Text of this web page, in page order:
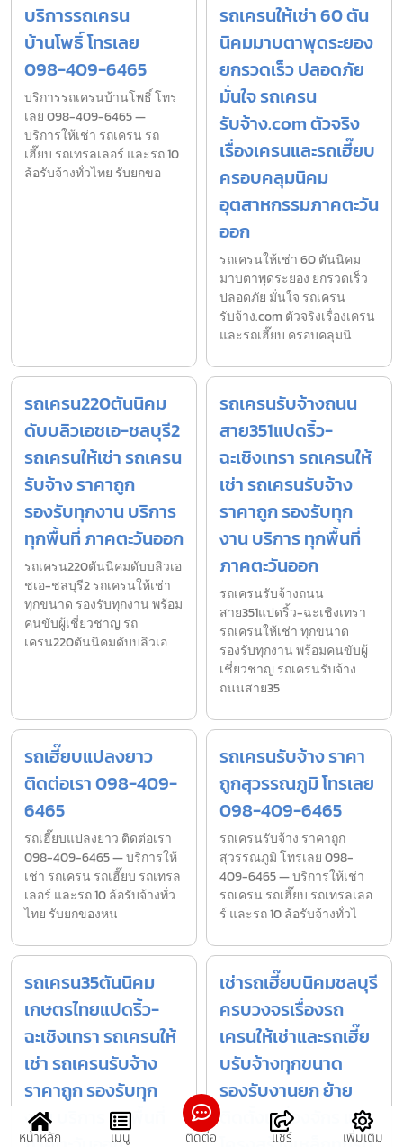
บริการรถเครน
บ้านโพธิ์ โทรเลย
098-409-6465
บริการรถเครนบ้านโพธิ์ โทร
เลย 098-409-6465 —
บริการให้เช่า รถเครน รถ
เฮี๊ยบ รถเทรลเลอร์ และรถ 10
ล้อรับจ้างทั่วไทย รับยกขอ
รถเครนให้เช่า 60 ตัน
นิคมมาบตาพุดระยอง
ยกรวดเร็ว ปลอดภัย
มั่นใจ รถเครน
รับจ้าง.com ตัวจริง
เรื่องเครนและรถเฮี๊ยบ
ครอบคลุมนิคม
อุตสาหกรรมภาคตะวัน
ออก
รถเครนให้เช่า 60 ตันนิคม
มาบตาพุดระยอง ยกรวดเร็ว
ปลอดภัย มั่นใจ รถเครน
รับจ้าง.com ตัวจริงเรื่องเครน
และรถเฮี๊ยบ ครอบคลุมนิ
รถเครน220ตันนิคม
ดับบลิวเอชเอ-ชลบุรี2
รถเครนให้เช่า รถเครน
รับจ้าง ราคาถูก
รองรับทุกงาน บริการ
ทุกพื้นที่ ภาคตะวันออก
รถเครน220ตันนิคมดับบลิวเอ
ชเอ-ชลบุรี2 รถเครนให้เช่า
ทุกขนาด รองรับทุกงาน พร้อม
คนขับผู้เชี่ยวชาญ รถ
เครน220ตันนิคมดับบลิวเอ
รถเครนรับจ้างถนน
สาย351แปดริ้ว-
ฉะเชิงเทรา รถเครนให้
เช่า รถเครนรับจ้าง
ราคาถูก รองรับทุก
งาน บริการ ทุกพื้นที่
ภาคตะวันออก
รถเครนรับจ้างถนน
สาย351แปดริ้ว-ฉะเชิงเทรา
รถเครนให้เช่า ทุกขนาด
รองรับทุกงาน พร้อมคนขับผู้
เชี่ยวชาญ รถเครนรับจ้าง
ถนนสาย35
รถเฮี๊ยบแปลงยาว
ติดต่อเรา 098-409-
6465
รถเฮี๊ยบแปลงยาว ติดต่อเรา
098-409-6465 — บริการให้
เช่า รถเครน รถเฮี๊ยบ รถเทรล
เลอร์ และรถ 10 ล้อรับจ้างทั่ว
ไทย รับยกของหน
รถเครนรับจ้าง ราคา
ถูกสุวรรณภูมิ โทรเลย
098-409-6465
รถเครนรับจ้าง ราคาถูก
สุวรรณภูมิ โทรเลย 098-
409-6465 — บริการให้เช่า
รถเครน รถเฮี๊ยบ รถเทรลเลอ
ร์ และรถ 10 ล้อรับจ้างทั่วไ
รถเครน35ตันนิคม
เกษตรไทยแปดริ้ว-
ฉะเชิงเทรา รถเครนให้
เช่า รถเครนรับจ้าง
ราคาถูก รองรับทุก
งาน บริการ ทุกพื้นที่
เช่ารถเฮี๊ยบนิคมชลบุรี
ครบวงจรเรื่องรถ
เครนให้เช่าและรถเฮี๊ย
บรับจ้างทุกขนาด
รองรับงานยก ย้าย
ติดตั้งเครื่องจักร และ
หน้าหลัก เมนู ติดต่อ แชร์ เพิ่มเติม